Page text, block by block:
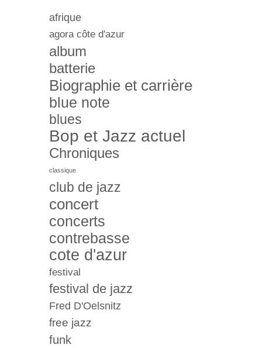
afrique
agora côte d'azur
album
batterie
Biographie et carrière
blue note
blues
Bop et Jazz actuel
Chroniques
classique
club de jazz
concert
concerts
contrebasse
cote d'azur
festival
festival de jazz
Fred D'Oelsnitz
free jazz
funk